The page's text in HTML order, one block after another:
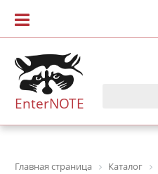
EnterNOTE
Главная страница Каталог